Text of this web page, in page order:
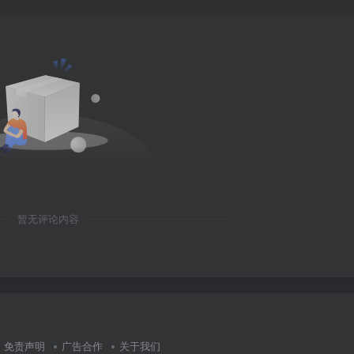
暂无评论内容
免责声明 广告合作 关于我们